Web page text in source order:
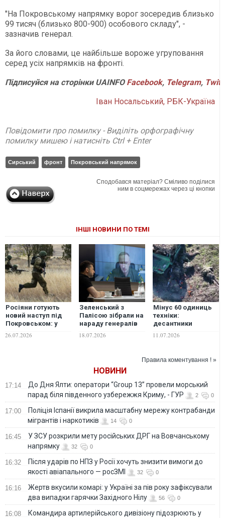
"На Покровському напрямку ворог зосередив близько
99 тисяч (близько 800-900) особового складу", -
зазначив генерал.
За його словами, це найбільше вороже угруповання
серед усіх напрямків на фронті.
ПідписуйсянасторінкиUAINFO Facebook, Telegram,
Іван Носальський, РБК-Україна
Повідомити про помилку - Виділіть орфографічну
помилку мишею і натисніть Ctrl + Enter
Сирський фронт Покровський напрямок
Сподобався матеріал? Сміливо поділися
ним в соцмережах через ці кнопки
ІНШІ НОВИНИ ПО ТЕМІ
Росіяни готують
новий наступ під
Покровськом: у
розкрили плани
26.07.2026
Зеленський з
Палісою зібрали на
нараду генералів
Сирського
18.07.2026
Мінус 60 одиниць
техніки:
десантники
знищення
11.07.2026
Правила коментування ! »
НОВИНИ
17:14
До Дня Ялти: оператори “Group 13” провели морський
парад біля південного узбережжя Криму, - ГУР
2 0
17:00
Поліція Іспанії викрила масштабну мережу контрабанди
мігрантів і наркотиків
14 0
16:45
У ЗСУ розкрили мету російських ДРГ на Вовчанському
напрямку
32 0
16:32
Після ударів по НПЗ у Росії хочуть знизити вимоги до
якості авіапального — росЗМІ
32 0
16:16
Жертв вкусили комарі: у Україні за пів року зафіксували
два випадки гарячки Західного Нілу
56 0
16:08
Командира артилерійського дивізіону підозрюють у